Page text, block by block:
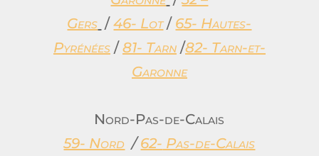
Gers / 46- Lot / 65- Hautes-
Pyrénées / 81- Tarn /82- Tarn-et-
Garonne
Nord-Pas-de-Calais
59- Nord /62- Pas-de-Calais